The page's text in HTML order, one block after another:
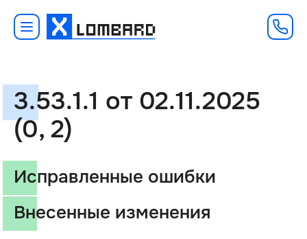
3.53.1.1 от 02.11.2025
(0, 2)
Исправленные ошибки
Внесенные изменения